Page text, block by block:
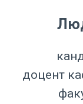
доцент